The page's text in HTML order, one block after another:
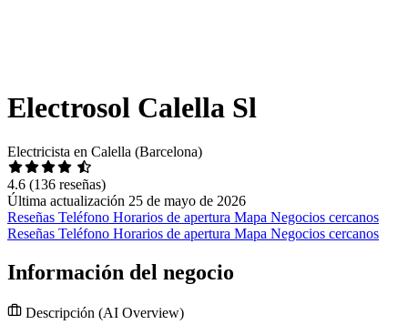
Electrosol Calella Sl
Electricista en Calella (Barcelona)
4.6 (136 reseñas)
Última actualización 25 de mayo de 2026
Reseñas Teléfono Horarios de apertura Mapa Negocios cercanos
Reseñas Teléfono Horarios de apertura Mapa Negocios cercanos
Información del negocio
Descripción (AI Overview)